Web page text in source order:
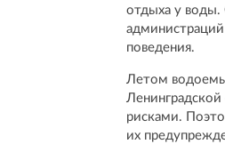
отдыха у воды.
поведения.
Летом водоемы
рисками.
их